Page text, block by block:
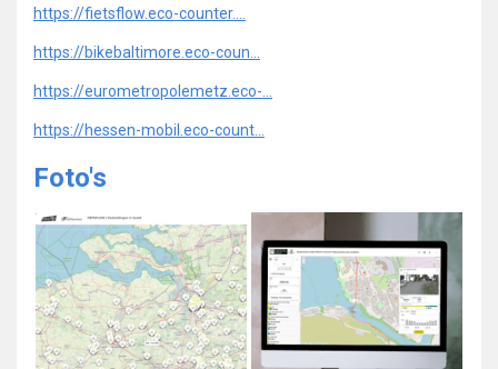
https://fietsflow.eco-counter....
https://bikebaltimore.eco-coun...
https://eurometropolemetz.eco-...
https://hessen-mobil.eco-count...
Foto's